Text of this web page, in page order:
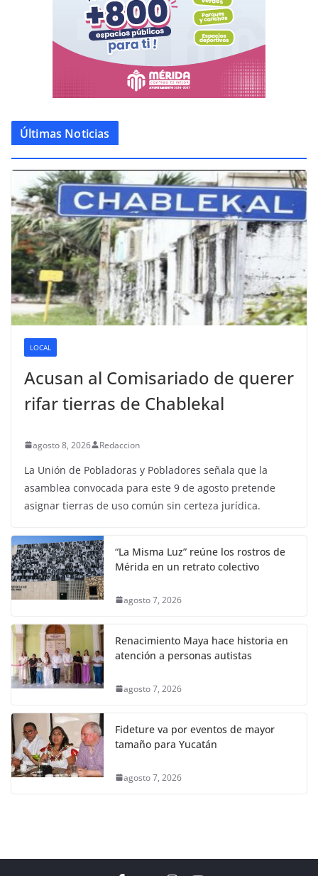
Últimas Noticias
LOCAL
Acusan al Comisariado de querer
rifar tierras de Chablekal
agosto 8, 2026 Redaccion
La Unión de Pobladoras y Pobladores señala que la
asamblea convocada para este 9 de agosto pretende
asignar tierras de uso común sin certeza jurídica.
“La Misma Luz” reúne los rostros de
Mérida en un retrato colectivo
agosto 7, 2026
Renacimiento Maya hace historia en
atención a personas autistas
agosto 7, 2026
Fideture va por eventos de mayor
tamaño para Yucatán
agosto 7, 2026